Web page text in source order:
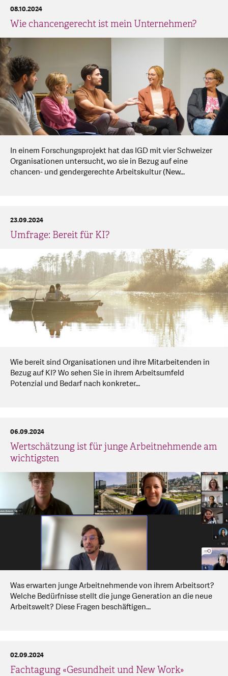
Wie chancengerecht ist mein Unternehmen?
08.10.2024
In einem Forschungsprojekt hat das IGD mit vier Schweizer
Organisationen untersucht, wo sie in Bezug auf eine
chancen- und gendergerechte Arbeitskultur (New...
Umfrage: Bereit für KI?
23.09.2024
Wie bereit sind Organisationen und ihre Mitarbeitenden in
Bezug auf KI? Wo sehen Sie in ihrem Arbeitsumfeld
Potenzial und Bedarf nach konkreter...
Wertschätzung ist für junge Arbeitnehmende am
wichtigsten
06.09.2024
Was erwarten junge Arbeitnehmende von ihrem Arbeitsort?
Welche Bedürfnisse stellt die junge Generation an die neue
Arbeitswelt? Diese Fragen beschäftigen...
Fachtagung «Gesundheit und New Work»
02.09.2024